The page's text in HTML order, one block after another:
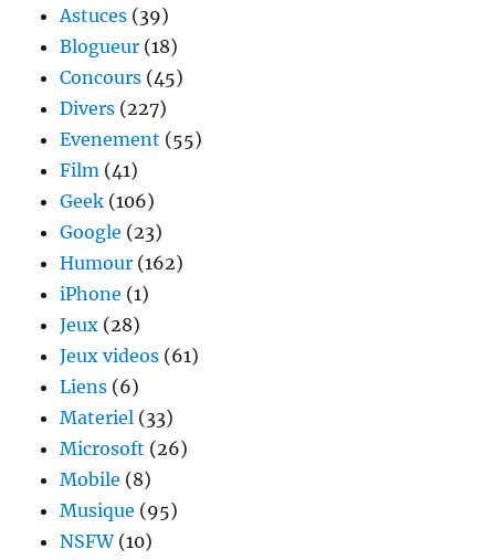
Astuces (39)
Blogueur (18)
Concours (45)
Divers (227)
Evenement (55)
Film (41)
Geek (106)
Google (23)
Humour (162)
iPhone (1)
Jeux (28)
Jeux videos (61)
Liens (6)
Materiel (33)
Microsoft (26)
Mobile (8)
Musique (95)
NSFW(10)